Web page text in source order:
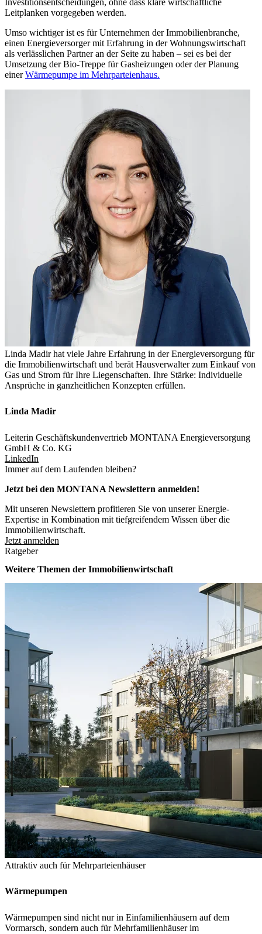
Leitplanken vorgegeben werden.
Umso wichtiger ist es für Unternehmen der Immobilienbranche,
einen Energieversorger mit Erfahrung in der Wohnungswirtschaft
als verlässlichen Partner an der Seite zu haben – sei es bei der
Umsetzung der Bio-Treppe für Gasheizungen oder der Planung
einerWärmepumpe im Mehrparteienhaus.
Linda Madir hat viele Jahre Erfahrung in der Energieversorgung für
die Immobilienwirtschaft und berät Hausverwalter zum Einkauf von
Gas und Strom für Ihre Liegenschaften. Ihre Stärke: Individuelle
Ansprüche in ganzheitlichen Konzepten erfüllen.
Linda Madir
Leiterin Geschäftskundenvertrieb MONTANA Energieversorgung
GmbH & Co. KG
LinkedIn
Immer auf dem Laufenden bleiben?
Jetzt bei den MONTANA Newslettern anmelden!
Mit unseren Newslettern profitieren Sie von unserer Energie-
Expertise in Kombination mit tiefgreifendem Wissen über die
Immobilienwirtschaft.
Jetzt anmelden
Ratgeber
Weitere Themen der Immobilienwirtschaft
Attraktiv auch für Mehrparteienhäuser
Wärmepumpen
Wärmepumpen sind nicht nur in Einfamilienhäusern auf dem
Vormarsch, sondern auch für Mehrfamilienhäuser im